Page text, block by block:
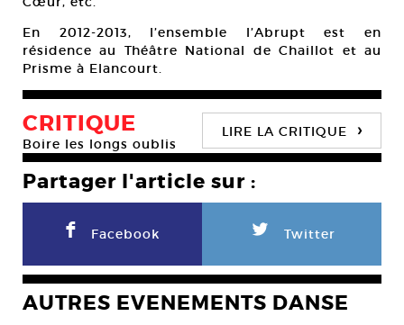
En 2012-2013, l’ensemble l’Abrupt est en
résidence au Théâtre National de Chaillot et au
Prisme à Elancourt.
CRITIQUE
Boire les longs oublis
LIRE LA CRITIQUE ›
Partager l'article sur :
F Facebook L Twitter
AUTRES EVENEMENTS DANSE